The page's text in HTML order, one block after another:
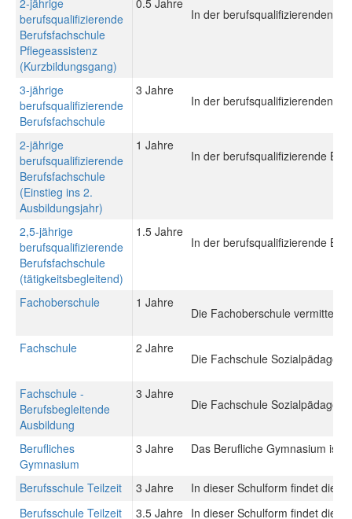
2-jährige
berufsqualifizierende
Berufsfachschule
Pflegeassistenz
(Kurzbildungsgang)
0.5 Jahre
In der berufsqualifizierenden
3-jährige
berufsqualifizierende
Berufsfachschule
3 Jahre
In der berufsqualifizierenden
2-jährige
berufsqualifizierende
Berufsfachschule
(Einstieg ins 2.
Ausbildungsjahr)
1 Jahre
In der berufsqualifizierende
2,5-jährige
berufsqualifizierende
Berufsfachschule
(tätigkeitsbegleitend)
1.5 Jahre
In der berufsqualifizierende
Fachoberschule 1 Jahre
Die Fachoberschule vermittelt
Fachschule 2 Jahre
Die Fachschule
Fachschule -
Berufsbegleitende
Ausbildung
3 Jahre
Die Fachschule
Berufliches
Gymnasium
3 Jahre Das Berufliche Gymnasium ist
Berufsschule Teilzeit 3 Jahre
In dieser Schulform findet die
Berufsschule Teilzeit
3.5 Jahre In dieser Schulform findet die